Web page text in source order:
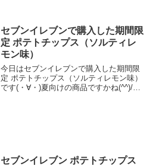
セブンイレブンで購入した期間限
定 ポテトチップス（ソルティレ
モン味）
今日はセブンイレブンで購入した期間限
定 ポテトチップス（ソルティレモン味）
です(・∀・)夏向けの商品ですかね(^^)/今
セブンイレブン ポテトチップス